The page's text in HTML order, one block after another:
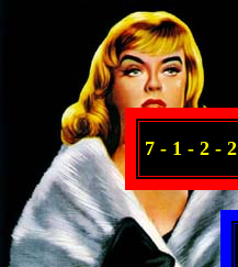
7 - 1 - 2 - 2